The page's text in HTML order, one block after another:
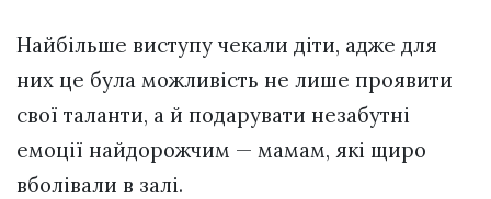
Найбільше виступу чекали діти, адже для
них це була можливість не лише проявити
свої таланти, а й подарувати незабутні
емоції найдорожчим — мамам, які щиро
вболівали в залі.